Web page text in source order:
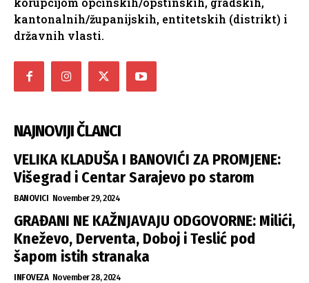
kantonalnih/županijskih, entitetskih (distrikt) i
državnih vlasti.
NAJNOVIJI ČLANCI
VELIKA KLADUŠA I BANOVIĆI ZA PROMJENE:
Višegrad i Centar Sarajevo po starom
BANOVICI November 29, 2024
GRAĐANI NE KAŽNJAVAJU ODGOVORNE: Milići,
Kneževo, Derventa, Doboj i Teslić pod
šapom istih stranaka
INFOVEZA November 28, 2024